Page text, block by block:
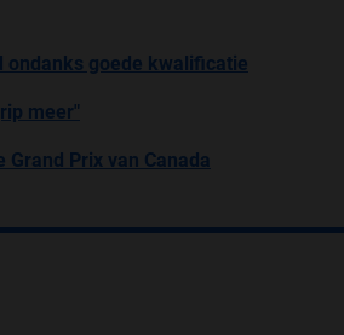
goede kwalificatie
meer"
Prix van Canada